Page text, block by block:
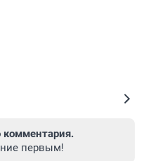
комментария.
первым!